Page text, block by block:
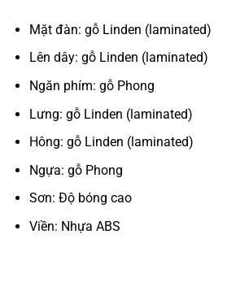
Mặt đàn: gỗ Linden (laminated)
Lên dây: gỗ Linden (laminated)
Ngăn phím: gỗ Phong
Lưng: gỗ Linden (laminated)
Hông: gỗ Linden (laminated)
Ngựa: gỗ Phong
Sơn: Độ bóng cao
Viền: Nhựa ABS